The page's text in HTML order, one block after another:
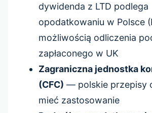
dywidenda z LTD podlega
opodatkowaniu w Polsce
możliwością odliczenia
zapłaconego w UK
Zagraniczna jednostka
(CFC) — polskie przepisy
mieć zastosowanie